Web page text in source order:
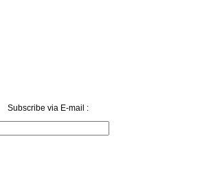
Subscribe via E-mail :